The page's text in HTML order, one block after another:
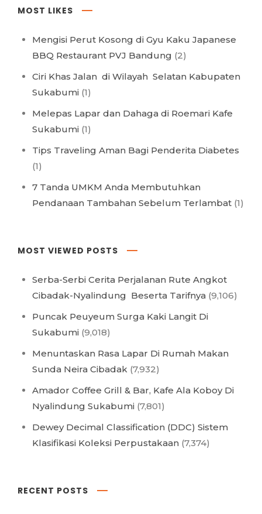
MOST LIKES
Mengisi Perut Kosong di Gyu Kaku Japanese
BBQ Restaurant PVJ Bandung (2)
Ciri Khas Jalan di Wilayah Selatan Kabupaten
Sukabumi (1)
Melepas Lapar dan Dahaga di Roemari Kafe
Sukabumi (1)
Tips Traveling Aman Bagi Penderita Diabetes
(1)
7 Tanda UMKM Anda Membutuhkan
Pendanaan Tambahan Sebelum Terlambat (1)
MOST VIEWED POSTS
Serba-Serbi Cerita Perjalanan Rute Angkot
Cibadak-Nyalindung Beserta Tarifnya (9,106)
Puncak Peuyeum Surga Kaki Langit Di
Sukabumi (9,018)
Menuntaskan Rasa Lapar Di Rumah Makan
Sunda Neira Cibadak (7,932)
Amador Coffee Grill & Bar, Kafe Ala Koboy Di
Nyalindung Sukabumi (7,801)
Dewey Decimal Classification (DDC) Sistem
Klasifikasi Koleksi Perpustakaan (7,374)
RECENT POSTS